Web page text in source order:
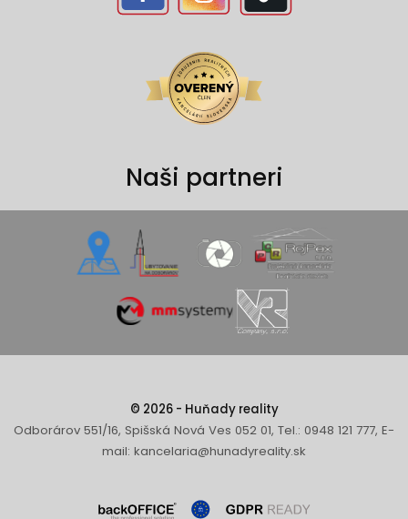
Naši partneri
© 2026 - Huňady reality
Odborárov 551/16, Spišská Nová Ves 052 01, Tel.: 0948 121 777, E-
mail: kancelaria@hunadyreality.sk